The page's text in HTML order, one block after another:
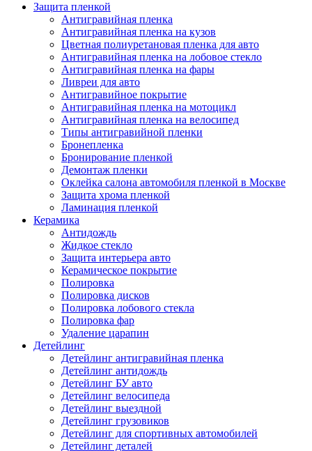
Защита пленкой
Антигравийная пленка
Антигравийная пленка на кузов
Цветная полиуретановая пленка для авто
Антигравийная пленка на лобовое стекло
Антигравийная пленка на фары
Ливреи для авто
Антигравийное покрытие
Антигравийная пленка на мотоцикл
Антигравийная пленка на велосипед
Типы антигравийной пленки
Бронепленка
Бронирование пленкой
Демонтаж пленки
Оклейка салона автомобиля пленкой в Москве
Защита хрома пленкой
Ламинация пленкой
Керамика
Антидождь
Жидкое стекло
Защита интерьера авто
Керамическое покрытие
Полировка
Полировка дисков
Полировка лобового стекла
Полировка фар
Удаление царапин
Детейлинг
Детейлинг антигравийная пленка
Детейлинг антидождь
Детейлинг БУ авто
Детейлинг велосипеда
Детейлинг выездной
Детейлинг грузовиков
Детейлинг для спортивных автомобилей
Детейлинг деталей